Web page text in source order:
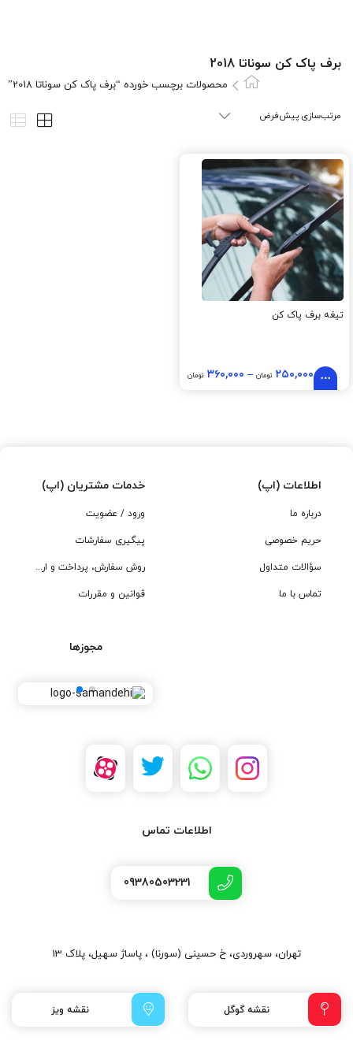
برف پاک کن سوناتا 2018
محصولات برچسب خورده “برف پاک کن سوناتا 2018”
تیغه برف پاک کن
۲۵۰,۰۰۰ تومان– ۳۶۰,۰۰۰ تومان
اطلاعات (اپ)
درباره ما
حریم خصوصی
سؤالات متداول
تماس با ما
خدمات مشتریان (اپ)
ورود / عضویت
پیگیری سفارشات
روش سفارش، پرداخت و ارسال
قوانین و مقررات
مجوزها
اطلاعات تماس
09380503231
تهران، سهروردی، خ حسینی (سورنا) ، پاساژ سهیل، پلاک 13
نقشه گوگل نقشه ویز